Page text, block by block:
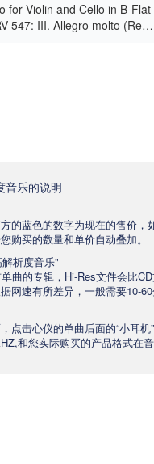
for Violin and Cello in B-Flat
547: III. Allegro molto (Rema
音乐的说明
的蓝色的数字为现在的售价
购买的数量和单价自动叠加。
析度音乐"
曲的专辑，Hi-Res文件会比
网速有所差异，一般需要10-60
点击心仪的单曲后面的“小耳
和您实际购买的产品格式在音